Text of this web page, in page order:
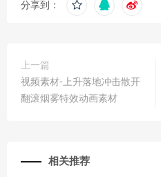
分享到：
上一篇
视频素材-上升落地冲击散开
翻滚烟雾特效动画素材
相关推荐